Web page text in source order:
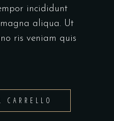
incididunt
aliqua. Ut
ris veniam quis